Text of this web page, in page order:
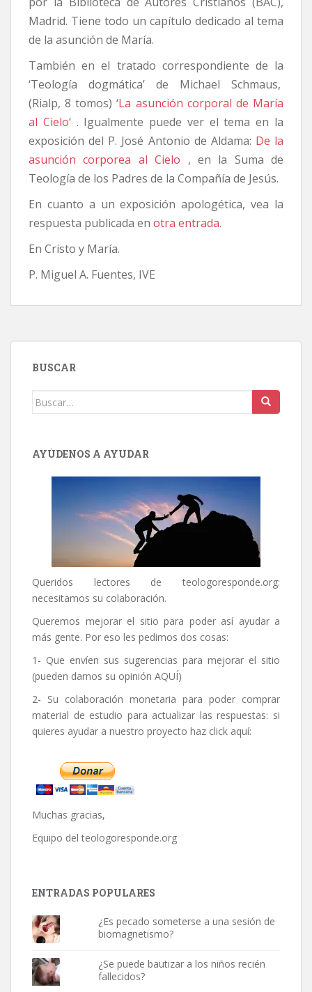
Madrid. Tiene todo un capítulo dedicado al tema
de la asunción de María.
También en el tratado correspondiente de la
‘Teología dogmática’ de Michael Schmaus,
(Rialp, 8 tomos) ‘La asunción corporal de María
al Cielo‘ . Igualmente puede ver el tema en la
exposición del P. José Antonio de Aldama: De la
asunción corporea al Cielo , en la Suma de
Teología de los Padres de la Compañía de Jesús.
En cuanto a un exposición apologética, vea la
respuesta publicada en otra entrada.
En Cristo y María.
P. Miguel A. Fuentes, IVE
BUSCAR
Buscar:
AYÚDENOS A AYUDAR
Queridos lectores de teologoresponde.org:
necesitamos su colaboración.
Queremos mejorar el sitio para poder así ayudar a
más gente. Por eso les pedimos dos cosas:
1- Que envíen sus sugerencias para mejorar el sitio
(pueden darnos su opinión AQUÍ)
2- Su colaboración monetaria para poder comprar
material de estudio para actualizar las respuestas: si
quieres ayudar a nuestro proyecto haz click aquí:
Muchas gracias,
Equipo del teologoresponde.org
ENTRADAS POPULARES
¿Es pecado someterse a una sesión de
biomagnetismo?
¿Se puede bautizar a los niños recién
fallecidos?